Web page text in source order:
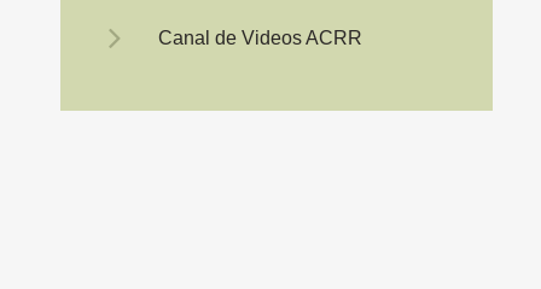
Canal de Videos ACRR